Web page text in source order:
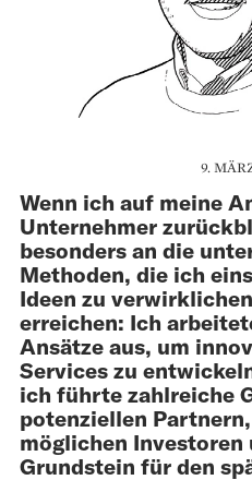
9.
Wenn ich auf meine
Unternehmer
besonders an die
Methoden, die ich
Ideen zu
erreichen: Ich
Ansätze aus, um
Services zu
ich führte zahlreiche
potenziellen
möglichen Investoren
Grundstein für den